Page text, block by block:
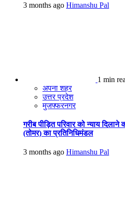
3 months ago Himanshu Pal
1 min
अपना शहर
उत्तर प्रदेश
मुजफ्फरनगर
गरीब पीड़ित परिवार को न्याय
(तोमर) का प्रतिनिधिमंडल
3 months ago Himanshu Pal